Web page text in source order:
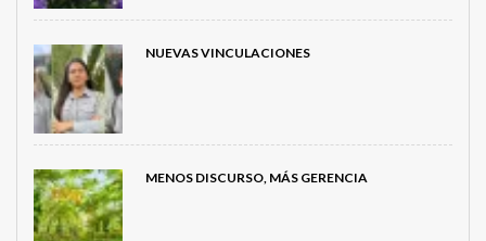
NUEVAS VINCULACIONES
MENOS DISCURSO, MÁS GERENCIA